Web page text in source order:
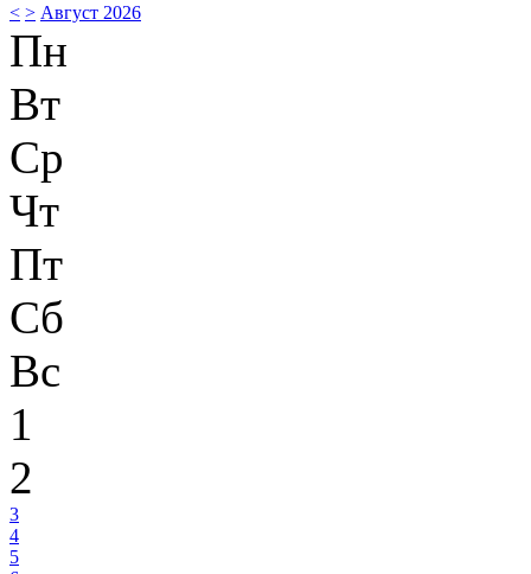
< > Август 2026
Пн
Вт
Ср
Чт
Пт
Сб
Вс
1
2
3
4
5